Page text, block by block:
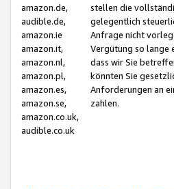
amazon.de,
audible.de,
amazon.ie
amazon.it,
amazon.nl,
amazon.pl,
amazon.es,
amazon.se,
amazon.co.uk,
audible.co.uk
stellen die
gelegentlich
Anfrage nicht
Vergütung so lange
dass wir Sie
könnten Sie
Anforderungen an
zahlen.